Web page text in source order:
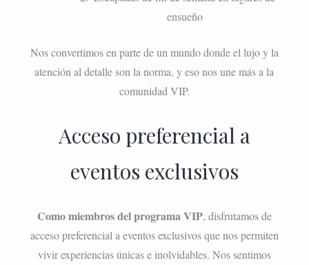
ensueño
Nos convertimos en parte de un mundo donde el lujo y la
atención al detalle son la norma, y eso nos une más a la
comunidad VIP.
Acceso preferencial a
eventos exclusivos
Como miembros del programa VIP, disfrutamos de
acceso preferencial a eventos exclusivos que nos permiten
vivir experiencias únicas e inolvidables. Nos sentimos